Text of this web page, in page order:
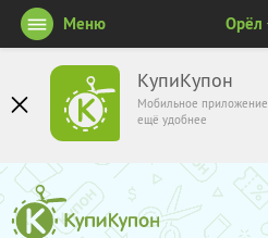
КупиКупон
Мобильное приложение
ещё удобнее
Меню Орёл